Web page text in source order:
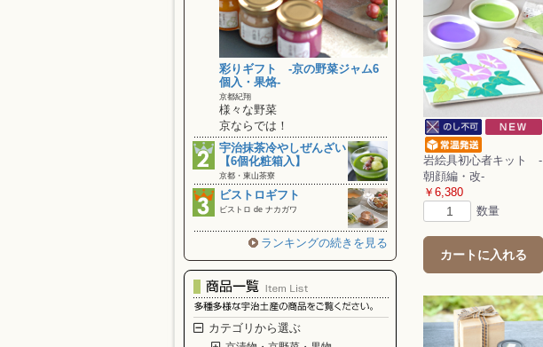
彩りギフト ‐京の野菜ジャム6
個入・果烙‐
京都紀翔
様々な野菜
京ならでは！
宇治抹茶冷やしぜんざい
【6個化粧箱入】
京都・東山茶寮
ビストロギフト
ビストロ de ナカガワ
ランキングの続きを見る
カテゴリから選ぶ
岩絵具初心者キット ‐
朝顔編・改-
￥6,380
数量
カートに入れる